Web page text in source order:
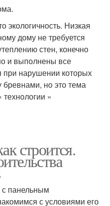
экологичность. Низкая
дому не требуется
стен, конечно
и выполнены все
при нарушении которых
но это тема
технологии »
строится.
с панельным
с условиями его